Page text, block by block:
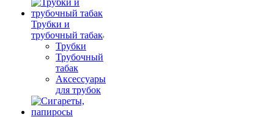
Трубки и
трубочный табак
Трубки
Трубочный
табак
Аксессуары
для трубок